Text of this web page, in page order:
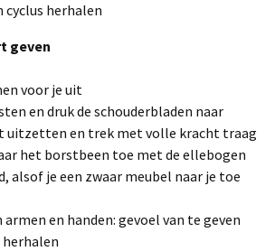
cyclus herhalen
geven
voor je uit
en druk de schouderbladen naar
uitzetten en trek met volle kracht traag
het borstbeen toe met de ellebogen
alsof je een zwaar meubel naar je toe
armen en handen: gevoel van te geven